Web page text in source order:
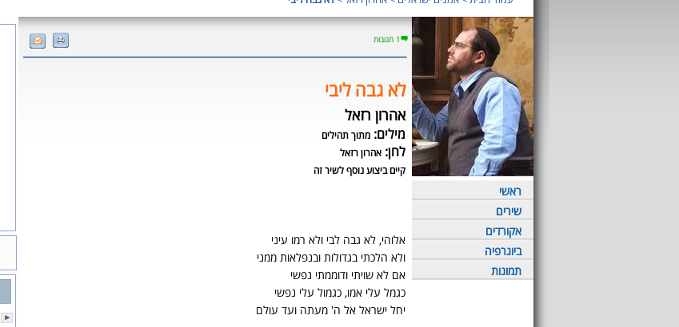
ראשי
שירים
אקורדים
ביוגרפיה
תמונות
1 תגובות
לא גבה ליבי
אהרון רזאל
מילים: מתוך תהילים
לחן: אהרון רזאל
קיים ביצוע נוסף לשיר זה
אלוהי, לא גבה לבי ולא רמו עיני
ולא הלכתי בגדולות ובנפלאות ממני
אם לא שויתי ודוממתי נפשי
כגמל עלי אמו, כגמול עלי נפשי
יחל ישראל אל ה' מעתה ועד עולם